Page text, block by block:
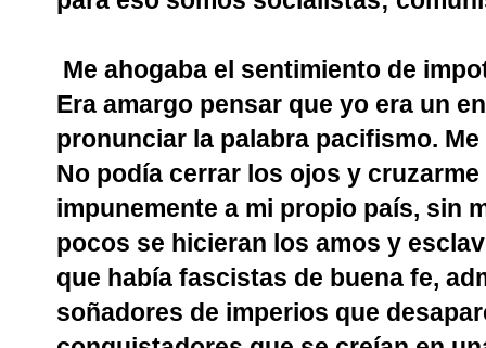
Me ahogaba el sentimiento de
Era amargo pensar que yo era un
pronunciar la palabra pacifismo.
No podía cerrar los ojos y
impunemente a mi propio país, sin
pocos se hicieran los amos y
que había fascistas de buena fe,
soñadores de imperios que